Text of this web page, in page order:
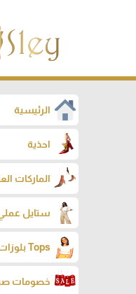
الرئيسية
احذية
الماركات
ستايل
Tops بلوزات
خصومات صيف